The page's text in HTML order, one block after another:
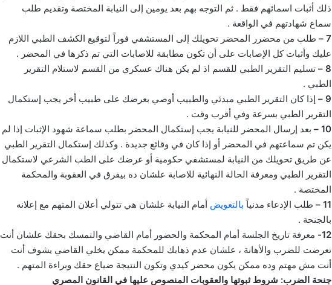
ذلك أثبات اسمائهم فقط . ثم التوجه بهم بعد يومين إلى النيابة المختصة وتقديم طلب
سماع شهادتهم في الواقعة .
7 –
طلب من محضرر المحضر تحويلك إلى المستشفي فوراً لتوقيع الكشف الطبي اللازم
عليك وأثبات كل الإصابات على أن تكون مطابقة للاصابات التي تم ذكرها في المحضر .
8 –
تسليم التقرير الطبي للقسم اذ لم يكن هناك عسكري من القسم لاستلام التقرير
الطبي .
9 –
إذا كان التقرير الطبي مبدئي والطبيب أوصي بعرضك على طبيب أخر يجب إستكمال
التقرير الطبي بسرعة وفي أقرب وقت .
10 –
بعد إرسال المحضر للنيابة يجب إستكمال المحضر بطلب سماعة شهود الإثبات إذا لم
يكن تم سماعتهم في المحضر أو إذا كان في وقائع جديدة . وكذلك إستكمال التقرير الطبي
عن طريق تحويلك من النيابة لمستشفي حكومية أو عرضك على الطب الشرعي لاستكمال
التقرير الطبي ومعرفة الحالة النهائية للاصابة علشان ده بيفرق في العقوبة والمحكمة
المختصة .
11 –
طلب الإدعاء مدنياً بالتعويض أمام النيابة علشان هي تتولي أعلان المتهم مع إعلانه
بالجنحة .
12-
معرفة تاريخ الجلسة أمام المحكمة والحضور أمام القاضي والتمسك بحقك علشان أنت
تعرضت للضرب والأهانة ، علشان عدم ذهابك للمحكمة ممكن يخلي القاضي يشوف أنت
أنت مش مهتم وده ممكن يكون محضر كيدي وتكون النتيجة ضياع حقك وبراءة المتهم .
جنحة الضرب: شروط ثبوتها والعقوبات المنصوص عليها في القانون المصري